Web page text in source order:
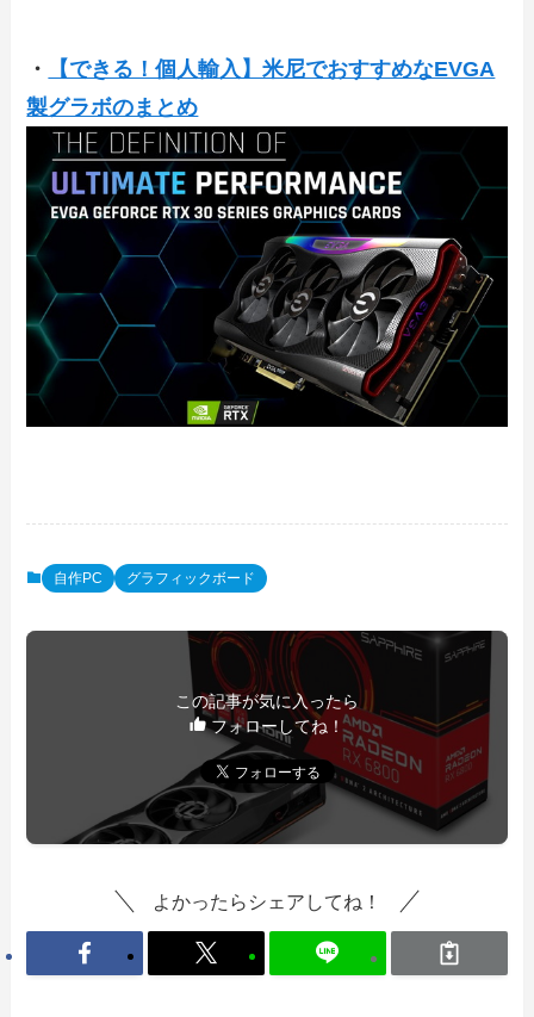
・
【できる！個人輸入】米尼でおすすめなEVGA
製グラボのまとめ
自作PC グラフィックボード
この記事が気に入ったら
フォローしてね！
よかったらシェアしてね！